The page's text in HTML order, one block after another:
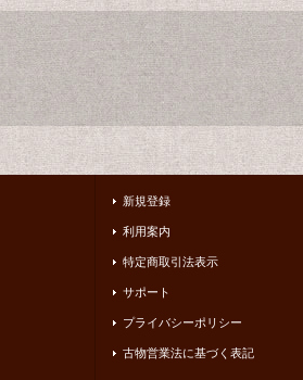
新規登録
利用案内
特定商取引法表示
サポート
プライバシーポリシー
古物営業法に基づく表記